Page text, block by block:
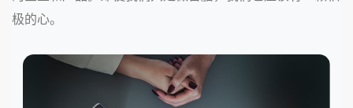
极的心。